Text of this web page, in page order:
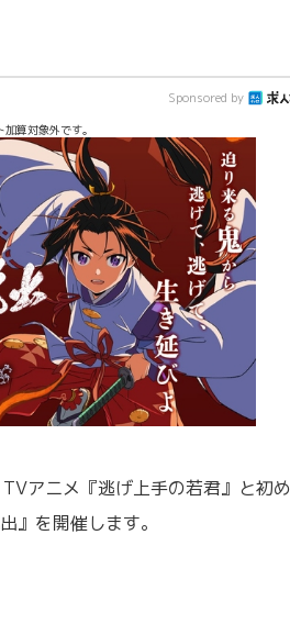
Sponsored by
算対象外です。
アニメ『逃げ上手の若君』と初
』を開催します。